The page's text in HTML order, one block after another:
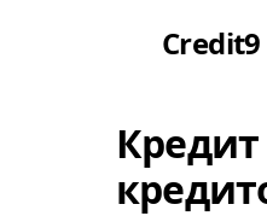
Credit9